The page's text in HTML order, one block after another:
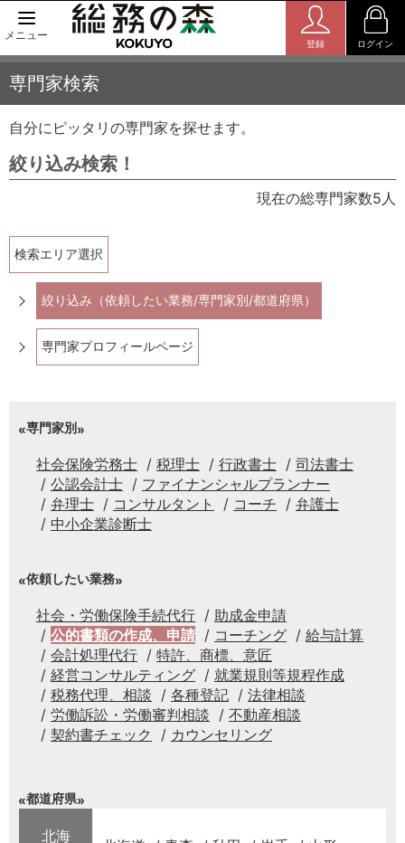
メニュー
登録 ログイン
専門家検索
自分にピッタリの専門家を探せます。
絞り込み検索！
現在の総専門家数5人
検索エリア選択
絞り込み（依頼したい業務/専門家別/都道府県）
専門家プロフィールページ
専門家別
社会保険労務士 税理士 行政書士
司法書士
公認会計士
ファイナンシャルプランナー
弁理士
コンサルタント コーチ
弁護士
中小企業診断士
依頼したい業務
社会・労働保険手続代行
助成金申請
公的書類の作成、申請
コーチング
給与計算
会計処理代行
特許、商標、意匠
経営コンサルティング
就業規則等規程作成
税務代理、相談
各種登記
法律相談
労働訴訟・労働審判相談
不動産相談
契約書チェック
カウンセリング
都道府県
北海